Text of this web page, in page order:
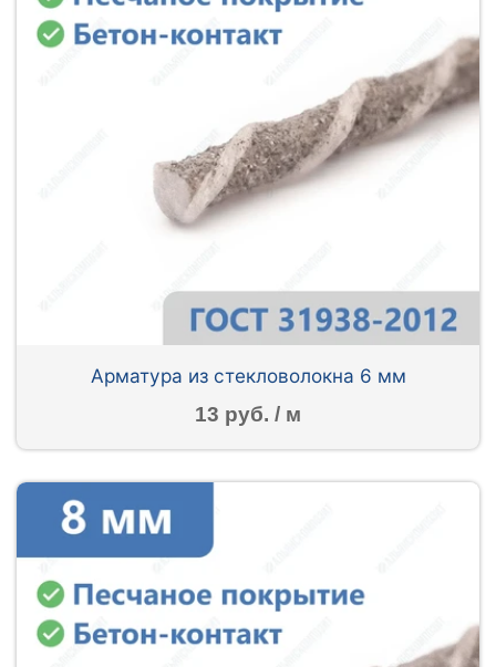
Арматура из стекловолокна 6 мм
13 руб. / м